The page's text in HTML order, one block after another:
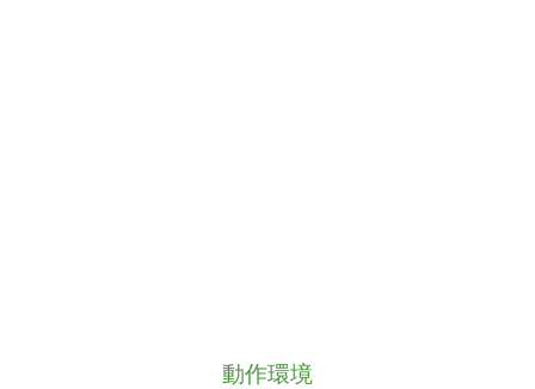
動作環境